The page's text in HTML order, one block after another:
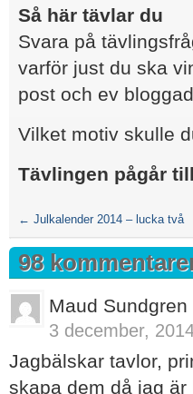
Så här tävlar du
Svara på
varför just du ska
post och ev
Vilket motiv skulle
Tävlingen pågår
← Julkalender 2014 – lucka två
98
Maud Sundgren
3 december,
Jagbälskar tavlor,
skapa dem då jag